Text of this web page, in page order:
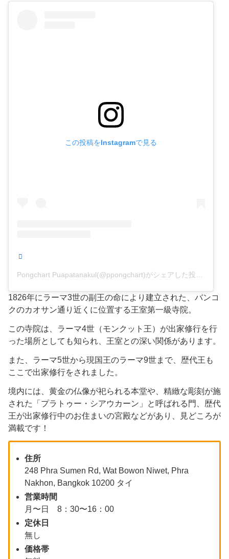
この投稿をInstagramで見る
Pongchart Puapatanakul(@ppongchart)がシェアした投稿
1826年にラーマ3世の副王の命により建立された、バンコ
クのカオサン通り近くに位置する王室第一級寺院。
この寺院は、ラーマ4世（モンクット王）が出家修行を行
った場所としても知られ、王室との深い関係があります。​
また、ラーマ5世から現国王のラーマ9世まで、歴代王も
ここで出家修行をされました。​
境内には、黄金の仏像が祀られる本堂や、精緻な彫刻が施
された「プラトゥー・シアウカーン」と呼ばれる門、歴代
王が出家修行中のお住まいの宮殿などがあり、見どころが
満載です！
住所
248 Phra Sumen Rd, Wat Bowon Niwet, Phra
Nakhon, Bangkok 10200 タイ
営業時間
月〜日 8：30〜16：00
定休日
無し
価格帯